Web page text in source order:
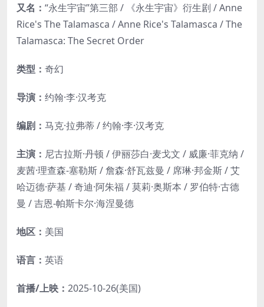
又名： “永生宇宙”第三部 / 《永生宇宙》衍生剧 / Anne
Rice's The Talamasca / Anne Rice's Talamasca / The
Talamasca: The Secret Order
类型： 奇幻
导演： 约翰·李·汉考克
编剧： 马克·拉弗蒂 / 约翰·李·汉考克
主演： 尼古拉斯·丹顿 / 伊丽莎白·麦戈文 / 威廉·菲克纳 /
麦茜·理查森-塞勒斯 / 詹森·舒瓦兹曼 / 席琳·邦金斯 / 艾
哈迈德·萨基 / 奇迪·阿朱福 / 莫莉·奥斯本 / 罗伯特·古德
曼 / 吉恩-帕斯卡尔·海涅曼德
地区： 美国
语言： 英语
首播/上映： 2025-10-26(美国)